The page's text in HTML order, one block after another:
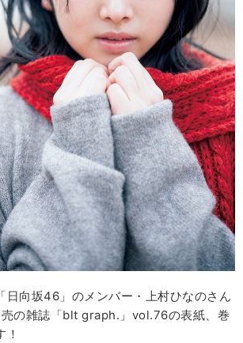
日向坂46」のメンバー・上村ひなのさん
の雑誌「blt graph.」vol.76の表紙、巻